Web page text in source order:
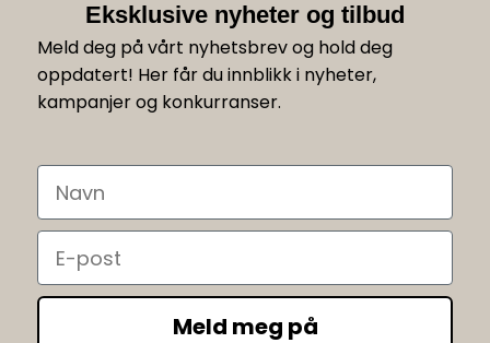
Eksklusive nyheter og tilbud
Meld deg på vårt nyhetsbrev og hold deg
oppdatert! Her får du innblikk i nyheter,
kampanjer og konkurranser.
Navn
Email
Meld meg på